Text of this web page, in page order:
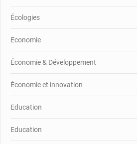
Écologies
Economie
Économie & Développement
Économie et innovation
Education
Education